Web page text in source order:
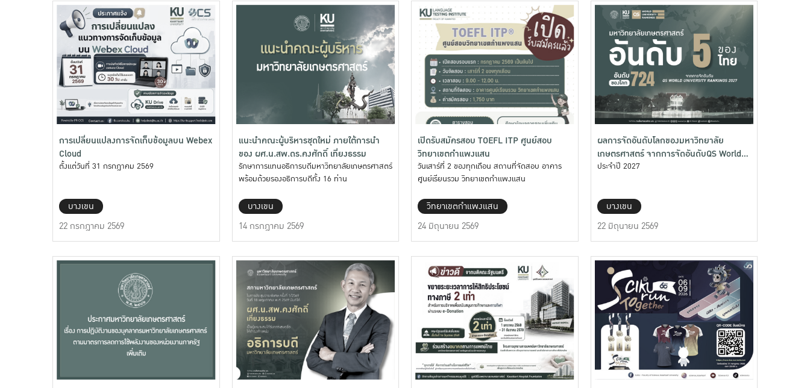
การเปลี่ยนแปลงการจัดเก็บข้อมูลบน Webex
Cloud
ตั้งแต่วันที่ 31 กรกฎาคม 2569
บางเขน
22 กรกฎาคม 2569
แนะนำคณะผู้บริหารชุดใหม่ ภายใต้การนำ
ของ ผศ.น.สพ.ดร.คงศักดิ์ เที่ยงธรรม
รักษาการแทนอธิการบดีมหาวิทยาลัยเกษตรศาสตร์
พร้อมด้วยรองอธิการบดีทั้ง 16 ท่าน
บางเขน
14 กรกฎาคม 2569
เปิดรับสมัครสอบ TOEFL ITP ศูนย์สอบ
วิทยาเขตกำแพงแสน
วันเสาร์ที่ 2 ของทุกเดือน สถานที่จัดสอบ อาคาร
ศูนย์เรียนรวม วิทยาเขตกำแพงแสน
วิทยาเขตกำแพงแสน
24 มิถุนายน 2569
ผลการจัดอันดับโลกของมหาวิทยาลัย
เกษตรศาสตร์ จากการจัดอันดับQS World
University Ranking
ประจำปี 2027
บางเขน
22 มิถุนายน 2569